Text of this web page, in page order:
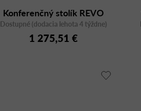
Konferenčný stolík REVO
C150, obdĺžnikový
Dostupné (dodacia lehota 4 týždne)
1 275,51 €